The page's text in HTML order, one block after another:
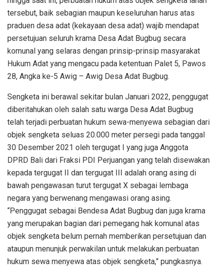
tersebut, baik sebagian maupun keseluruhan harus atas
praduen desa adat (kekayaan desa adat) wajib mendapat
persetujuan seluruh krama Desa Adat Bugbug secara
komunal yang selaras dengan prinsip-prinsip masyarakat
Hukum Adat yang mengacu pada ketentuan Palet 5, Pawos
28, Angka ke-5 Awig – Awig Desa Adat Bugbug.
Sengketa ini berawal sekitar bulan Januari 2022, penggugat
diberitahukan oleh salah satu warga Desa Adat Bugbug
telah terjadi perbuatan hukum sewa-menyewa sebagian dari
objek sengketa seluas 20.000 meter persegi pada tanggal
30 Desember 2021 oleh tergugat I yang juga Anggota
DPRD Bali dari Fraksi PDI Perjuangan yang telah disewakan
kepada tergugat II dan tergugat III adalah orang asing di
bawah pengawasan turut tergugat X sebagai lembaga
negara yang berwenang mengawasi orang asing.
“Penggugat sebagai Bendesa Adat Bugbug dan juga krama
yang merupakan bagian dari pemegang hak komunal atas
objek sengketa belum pernah memberikan persetujuan dan
ataupun menunjuk perwakilan untuk melakukan perbuatan
hukum sewa menyewa atas objek sengketa,” pungkasnya.